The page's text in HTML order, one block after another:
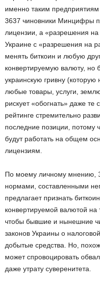
именно таким
3637 чиновники Минцифры
лицензии, а «разрешения
Украине с «разрешения на
менять биткоин и любую
конвертируемую валюту,
украинскую гривну
любые товары, услуги,
рискует «обогнать» даже
рейтинге стремительно
последние позиции, потому
будут работать на общем
лицензиям.
По моему личному мнению,
нормами, составленными
предлагает признать
конвертируемой валютой на
чтобы бывшие и нынешние
законов Украины о
добытые средства. Но,
может спровоцировать
даже утрату суверенитета.